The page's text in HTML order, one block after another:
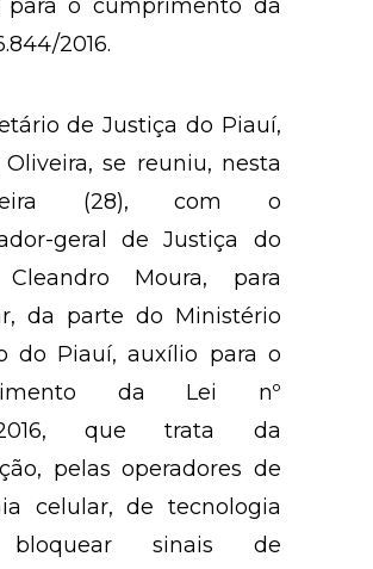
para o cumprimento da
2016.
de Justiça do Piauí,
se reuniu, nesta
feira (28), com o
geral de Justiça do
Cleandro Moura, para
da parte do Ministério
do Piauí, auxílio para o
da Lei nº
2016, que trata da
pelas operadores de
celular, de tecnologia
sinais de